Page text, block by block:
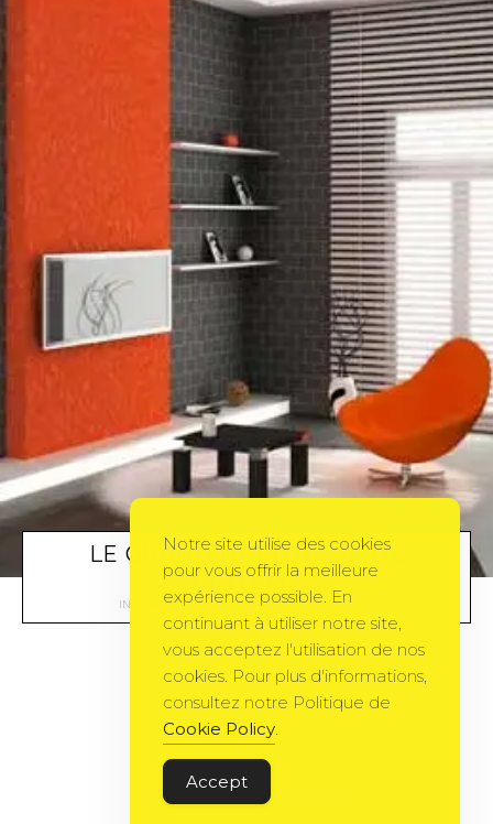
LE GRAND NETTOYAGE DE
PRINTEMPS
INSPIRATIONSBYNATSUHIBOSHI 3 MARS 2011
Gema Theme
Notre site utilise des cookies
pour vous offrir la meilleure
expérience possible. En
continuant à utiliser notre site,
vous acceptez l'utilisation de nos
cookies. Pour plus d'informations,
consultez notre Politique de
Cookie Policy.
Accept